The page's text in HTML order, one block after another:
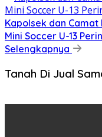
Kapolsek dan Camat
Mini Soccer U-13
Selengkapnya
Tanah Di Jual